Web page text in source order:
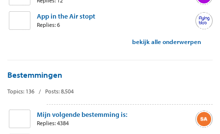
App in the Air stopt
Replies: 6
bekijk alle onderwerpen
Bestemmingen
Topics: 136 / Posts: 8,504
Mijn volgende bestemming is:
Replies: 4384